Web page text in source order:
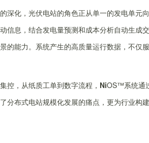
深化，光伏电站的角色正从单一的发电单元向
信息，结合发电量预测和成本分析自动生成
的能力。系统产生的高质量运行数据，不仅
控，从纸质工单到数字流程， NiOS™系统通
分布式电站规模化发展的痛点，更为行业构